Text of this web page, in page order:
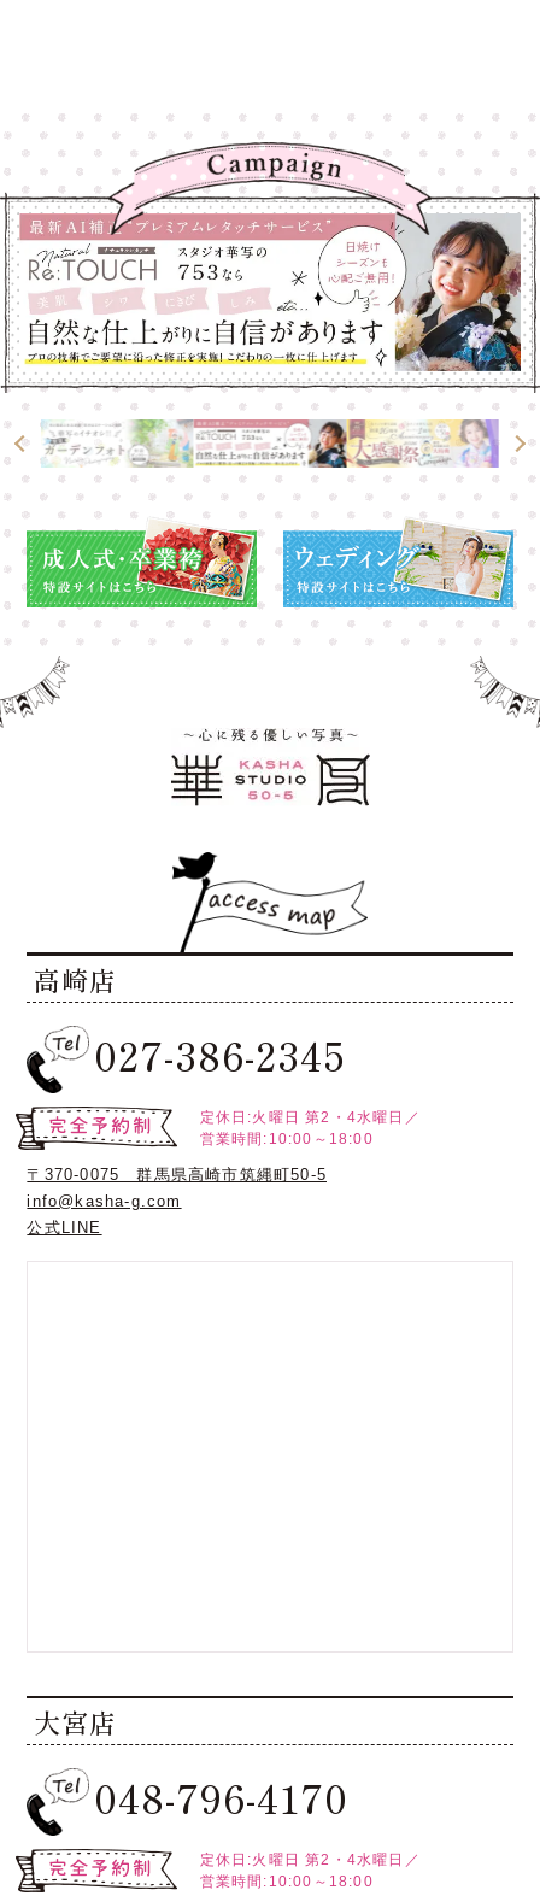
高崎店
027-386-2345
定休日:火曜日 第2・4水曜日／
営業時間:10:00～18:00
〒370-0075 群馬県高崎市筑縄町50-5
info@kasha-g.com
公式LINE
大宮店
048-796-4170
定休日:火曜日 第2・4水曜日／
営業時間:10:00～18:00
高崎店
大宮店
高崎店
大宮店